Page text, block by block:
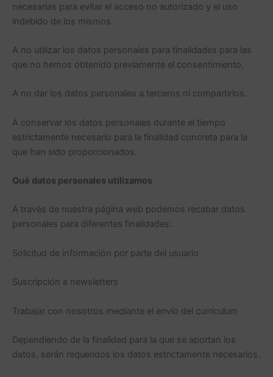
necesarias para evitar el acceso no autorizado y el uso
indebido de los mismos.
A no utilizar los datos personales para finalidades para las
que no hemos obtenido previamente el consentimiento.
A no dar los datos personales a terceros ni compartirlos.
A conservar los datos personales durante el tiempo
estrictamente necesario para la finalidad concreta para la
que han sido proporcionados.
Qué datos personales utilizamos
A través de nuestra página web podemos recabar datos
personales para diferentes finalidades:
Solicitud de información por parte del usuario
Suscripción a newsletters
Trabajar con nosotros mediante el envío del currículum
Dependiendo de la finalidad para la que se aportan los
datos, serán requeridos los datos estrictamente necesarios.